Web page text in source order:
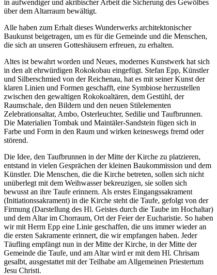
in aufwendiger und akribischer Arbeit die Sicherung des Gewölbes
über dem Altarraum bewältigt.
Alle haben zum Erhalt dieses Wunderwerks architektonischer
Baukunst beigetragen, um es für die Gemeinde und die Menschen,
die sich an unseren Gotteshäusern erfreuen, zu erhalten.
Altes ist bewahrt worden und Neues, modernes Kunstwerk hat sich
in den alt ehrwürdigen Rokokobau eingefügt. Stefan Epp, Künstler
und Silberschmied von der Reichenau, hat es mit seiner Kunst der
klaren Linien und Formen geschafft, eine Symbiose herzustellen
zwischen den gewaltigen Rokokoaltären, dem Gestühl, der
Raumschale, den Bildern und den neuen Stilelementen
Zelebrationsaltar, Ambo, Osterleuchter, Sedilie und Taufbrunnen.
Die Materialien Tombak und Maintäler-Sandstein fügen sich in
Farbe und Form in den Raum und wirken keineswegs fremd oder
störend.
Die Idee, den Taufbrunnen in der Mitte der Kirche zu platzieren,
entstand in vielen Gesprächen der kleinen Baukommission und dem
Künstler. Die Menschen, die die Kirche betreten, sollen sich nicht
unüberlegt mit dem Weihwasser bekreuzigen, sie sollen sich
bewusst an ihre Taufe erinnern. Als erstes Eingangssakrament
(Initiationssakrament) in die Kirche steht die Taufe, gefolgt von der
Firmung (Darstellung des Hl. Geistes durch die Taube im Hochaltar)
und dem Altar im Chorraum, Ort der Feier der Eucharistie. So haben
wir mit Herrn Epp eine Linie geschaffen, die uns immer wieder an
die ersten Sakramente erinnert, die wir empfangen haben. Jeder
Täufling empfängt nun in der Mitte der Kirche, in der Mitte der
Gemeinde die Taufe, und am Altar wird er mit dem Hl. Chrisam
gesalbt, ausgestattet mit der Teilhabe am Allgemeinen Priestertum
Jesu Christi.